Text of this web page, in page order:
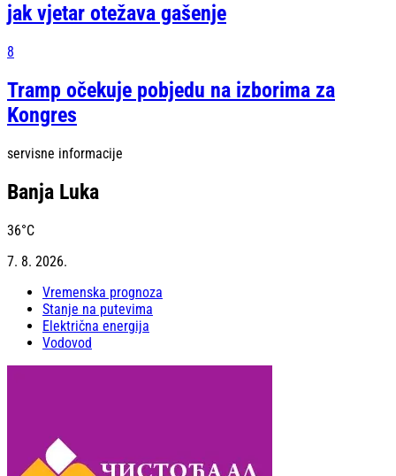
jak vjetar otežava gašenje
8
Tramp očekuje pobjedu na izborima za
Kongres
servisne informacije
Banja Luka
36°C
7. 8. 2026.
Vremenska prognoza
Stanje na putevima
Električna energija
Vodovod